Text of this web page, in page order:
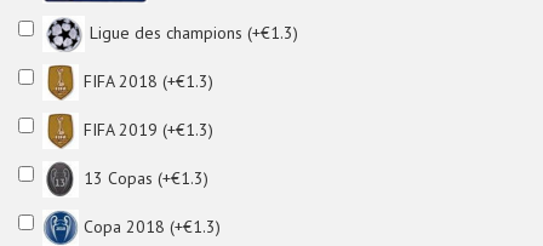
Ligue des champions (+€1.3)
FIFA 2018 (+€1.3)
FIFA 2019 (+€1.3)
13 Copas (+€1.3)
Copa 2018 (+€1.3)